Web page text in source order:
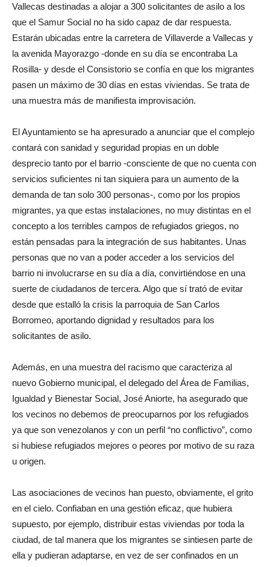
Vallecas destinadas a alojar a 300 solicitantes de asilo a los
que el Samur Social no ha sido capaz de dar respuesta.
Estarán ubicadas entre la carretera de Villaverde a Vallecas y
la avenida Mayorazgo -donde en su día se encontraba La
Rosilla- y desde el Consistorio se confía en que los migrantes
pasen un máximo de 30 días en estas viviendas. Se trata de
una muestra más de manifiesta improvisación.
El Ayuntamiento se ha apresurado a anunciar que el complejo
contará con sanidad y seguridad propias en un doble
desprecio tanto por el barrio -consciente de que no cuenta con
servicios suficientes ni tan siquiera para un aumento de la
demanda de tan solo 300 personas-, como por los propios
migrantes, ya que estas instalaciones, no muy distintas en el
concepto a los terribles campos de refugiados griegos, no
están pensadas para la integración de sus habitantes. Unas
personas que no van a poder acceder a los servicios del
barrio ni involucrarse en su día a día, convirtiéndose en una
suerte de ciudadanos de tercera. Algo que sí trató de evitar
desde que estalló la crisis la parroquia de San Carlos
Borromeo, aportando dignidad y resultados para los
solicitantes de asilo.
Además, en una muestra del racismo que caracteriza al
nuevo Gobierno municipal, el delegado del Área de Familias,
Igualdad y Bienestar Social, José Aniorte, ha asegurado que
los vecinos no debemos de preocuparnos por los refugiados
ya que son venezolanos y con un perfil “no conflictivo”, como
si hubiese refugiados mejores o peores por motivo de su raza
u origen.
Las asociaciones de vecinos han puesto, obviamente, el grito
en el cielo. Confiaban en una gestión eficaz, que hubiera
supuesto, por ejemplo, distribuir estas viviendas por toda la
ciudad, de tal manera que los migrantes se sintiesen parte de
ella y pudieran adaptarse, en vez de ser confinados en un